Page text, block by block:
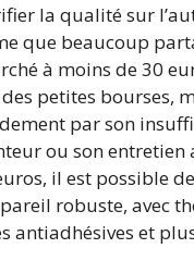
la qualité sur
que beaucoup
à moins de 30
petites bourses,
par son
ou son entretien
il est possible de
robuste, avec
antiadhésives et